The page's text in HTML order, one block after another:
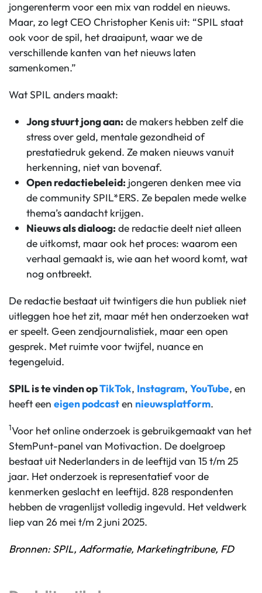
jongerenterm voor een mix van roddel en nieuws.
Maar, zo legt CEO Christopher Kenis uit: “SPIL staat
ook voor de spil, het draaipunt, waar we de
verschillende kanten van het nieuws laten
samenkomen.”
Wat SPIL anders maakt:
Jong stuurt jong aan: de makers hebben zelf die
stress over geld, mentale gezondheid of
prestatiedruk gekend. Ze maken nieuws vanuit
herkenning, niet van bovenaf.
Open redactiebeleid: jongeren denken mee via
de community SPIL*ERS. Ze bepalen mede welke
thema’s aandacht krijgen.
Nieuws als dialoog: de redactie deelt niet alleen
de uitkomst, maar ook het proces: waarom een
verhaal gemaakt is, wie aan het woord komt, wat
nog ontbreekt.
De redactie bestaat uit twintigers die hun publiek niet
uitleggen hoe het zit, maar mét hen onderzoeken wat
er speelt. Geen zendjournalistiek, maar een open
gesprek. Met ruimte voor twijfel, nuance en
tegengeluid.
SPIL is te vinden opTikTok, Instagram, YouTube, en
heeft een eigen podcasten nieuwsplatform.
1Voor het online onderzoek is gebruikgemaakt van het
StemPunt-panel van Motivaction. De doelgroep
bestaat uit Nederlanders in de leeftijd van 15 t/m 25
jaar. Het onderzoek is representatief voor de
kenmerken geslacht en leeftijd. 828 respondenten
hebben de vragenlijst volledig ingevuld. Het veldwerk
liep van 26 mei t/m 2 juni 2025.
Bronnen: SPIL, Adformatie, Marketingtribune, FD